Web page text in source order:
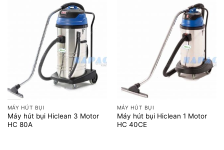
MÁY HÚT BỤI
Máy hút bụi Hiclean 3 Motor
HC 80A
MÁY HÚT BỤI
Máy hút bụi Hiclean 1 Motor
HC 40CE